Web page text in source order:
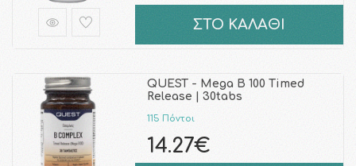
ΣΤΟ ΚΑΛΑΘΙ
QUEST - Mega B 100 Timed
Release | 30tabs
115 Πόντοι
14.27€